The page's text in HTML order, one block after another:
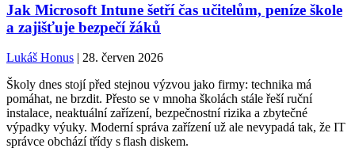
Jak Microsoft Intune šetří čas učitelům, peníze škole
a zajišťuje bezpečí žáků
Lukáš Honus | 28. červen 2026
Školy dnes stojí před stejnou výzvou jako firmy: technika má
pomáhat, ne brzdit. Přesto se v mnoha školách stále řeší ruční
instalace, neaktuální zařízení, bezpečnostní rizika a zbytečné
výpadky výuky. Moderní správa zařízení už ale nevypadá tak, že IT
správce obchází třídy s flash diskem.